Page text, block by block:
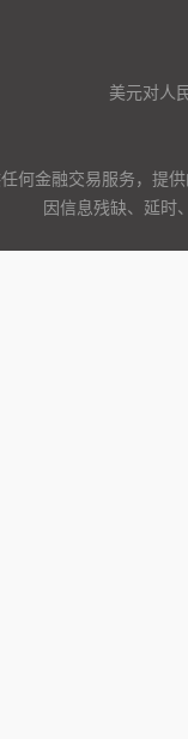
美元对人
何金融交易服务，提
因信息残缺、延时